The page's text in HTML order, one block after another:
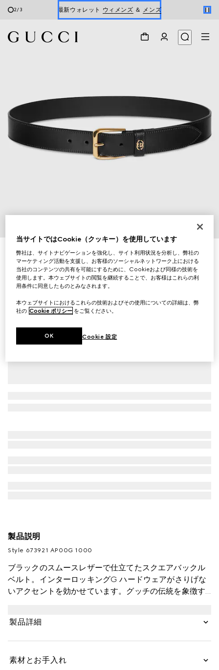
2/3 最新ウォレット ウィメンズ ＆ メンズ
インターロッキングG ディテール付き ベルト
￥69,300
（税込）
バリエーション ブラック レザー
製品説明
Style ‎673921 AP00G 1000
ブラックのスムースレザーで仕立てたスクエアバックル
ベルト。インターロッキングG ハードウェアがさりげな
いアクセントを効かせています。グッチの伝統を象徴す
製品詳細
素材とお手入れ
当サイトではCookie（クッキー）を使用しています
弊社は、サイトナビゲーションを強化し、サイト利用状況を分析し、弊社の
マーケティング活動を支援し、お客様のソーシャルネットワーク上における
当社のコンテンツの共有を可能にするために、Cookieおよび同様の技術を
使用します。本ウェブサイトの閲覧を継続することで、お客様はこれらの利
用条件に同意したものとみなされます。
本ウェブサイトにおけるこれらの技術およびその使用についての詳細は、弊
社の Cookie ポリシー をご覧ください。
Cookie 設定
OK